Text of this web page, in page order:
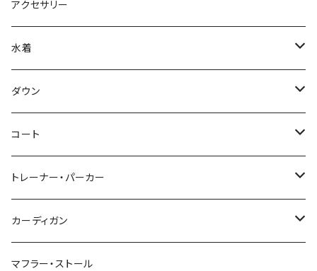
アクセサリー
水着
～44/S
46/M
48/L
50/XL～
ダウン
～44/S
46/M
48/L
50/XL～
コート
～44/S
46/M
48/L
トレーナー・パーカー
～44/S
46/M
カーディガン
～44/S
マフラー・ストール